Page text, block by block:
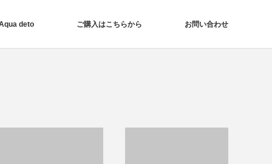
deto ご購入はこちらから お問い合わせ